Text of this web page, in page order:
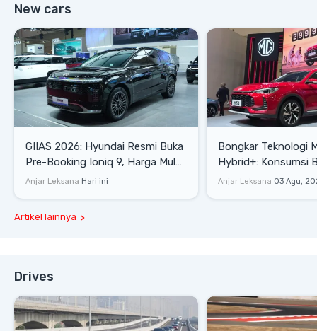
New cars
GIIAS 2026: Hyundai Resmi Buka
Pre-Booking Ioniq 9, Harga Mulai
Rp1,49 Miliar
Anjar Leksana Hari ini
Bongkar Teknologi
Hybrid+: Konsumsi
Tembus 27,7 Km/
Anjar Leksana 03 Agu,
Artikel lainnya
Drives